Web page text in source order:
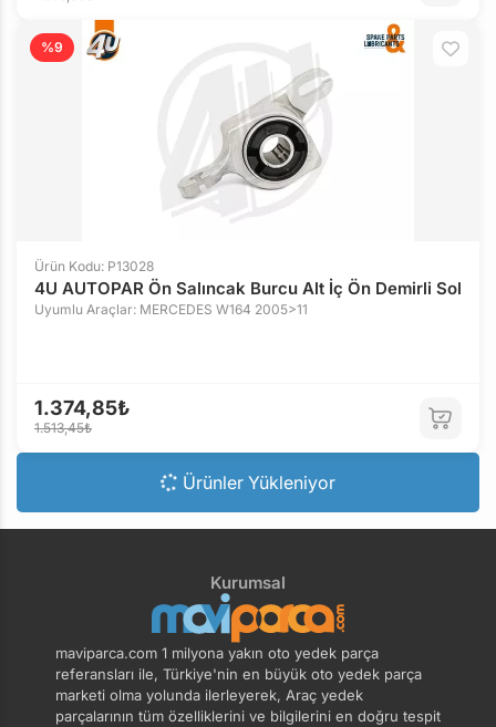
%9
Ürün Kodu: P13028
4U AUTOPAR Ön Salıncak Burcu Alt İç Ön Demirli Sol
Uyumlu Araçlar: MERCEDES W164 2005>11
1.374,85₺
1.513,45₺
Ürünler Yükleniyor
Kurumsal
maviparca.com 1 milyona yakın oto yedek parça
referansları ile, Türkiye'nin en büyük oto yedek parça
marketi olma yolunda ilerleyerek, Araç yedek
parçalarının tüm özelliklerini ve bilgilerini en doğru tespit